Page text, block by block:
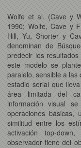
Wolfe et al. (Cave y
1990; Wolfe, Cave y
Hill, Yu, Shorter y
denominan de
predecir los
este modelo se
paralelo, sensible a las
estadio serial que
área limitada del
información visual
operaciones básicas,
similitud entre los
activación top-
observador tiene del